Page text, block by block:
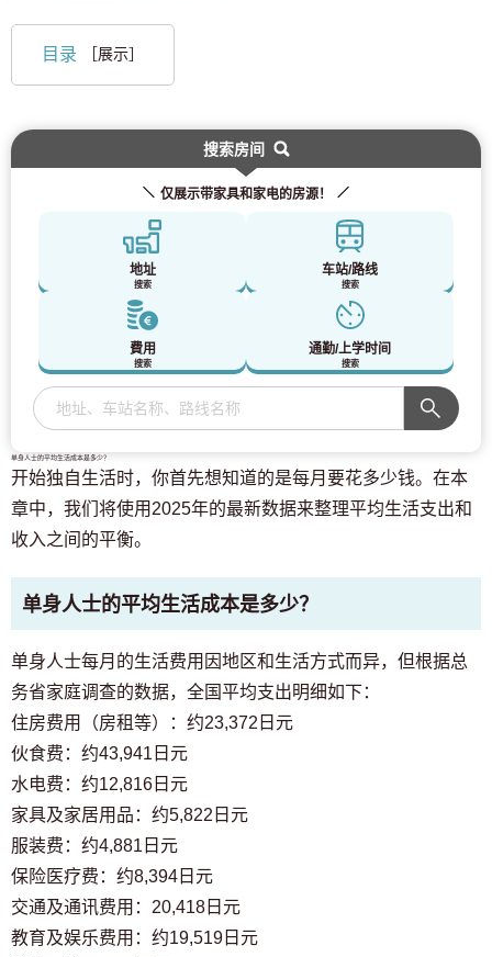
目录 ［展示］
搜索房间
仅展示带家具和家电的房源！
地址
搜索
车站/路线
搜索
費用
搜索
通勤/上学时间
搜索
单身人士的平均生活成本是多少？
开始独自生活时，你首先想知道的是每月要花多少钱。在本
章中，我们将使用2025年的最新数据来整理平均生活支出和
收入之间的平衡。
单身人士的平均生活成本是多少？
单身人士每月的生活费用因地区和生活方式而异，但根据总
务省家庭调查的数据，全国平均支出明细如下：
住房费用（房租等）：约23,372日元
伙食费：约43,941日元
水电费：约12,816日元
家具及家居用品：约5,822日元
服装费：约4,881日元
保险医疗费：约8,394日元
交通及通讯费用：20,418日元
教育及娱乐费用：约19,519日元